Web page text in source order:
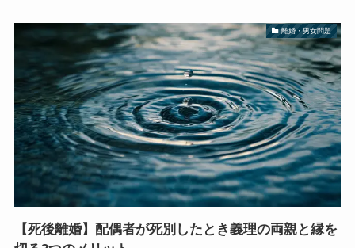
離婚・男女問題
【死後離婚】配偶者が死別したとき義理の両親と縁を